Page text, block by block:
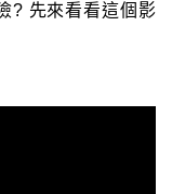
? 先來看看這個影